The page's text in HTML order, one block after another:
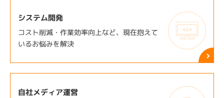
システム開発
コスト削減・作業効率向上など、現在抱えて
いるお悩みを解決
自社メディア運営